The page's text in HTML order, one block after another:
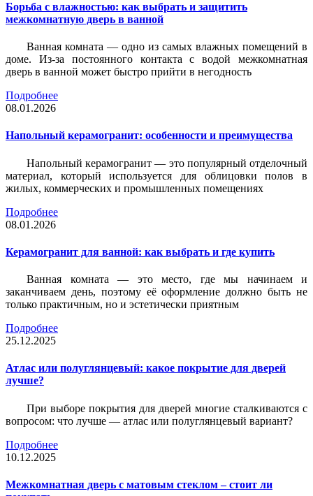
Борьба с влажностью: как выбрать и защитить
межкомнатную дверь в ванной
Ванная комната — одно из самых влажных помещений в
доме. Из-за постоянного контакта с водой межкомнатная
дверь в ванной может быстро прийти в негодность
Подробнее
08.01.2026
Напольный керамогранит: особенности и преимущества
Напольный керамогранит — это популярный отделочный
материал, который используется для облицовки полов в
жилых, коммерческих и промышленных помещениях
Подробнее
08.01.2026
Керамогранит для ванной: как выбрать и где купить
Ванная комната — это место, где мы начинаем и
заканчиваем день, поэтому её оформление должно быть не
только практичным, но и эстетически приятным
Подробнее
25.12.2025
Атлас или полуглянцевый: какое покрытие для дверей
лучше?
При выборе покрытия для дверей многие сталкиваются с
вопросом: что лучше — атлас или полуглянцевый вариант?
Подробнее
10.12.2025
Межкомнатная дверь с матовым стеклом – стоит ли